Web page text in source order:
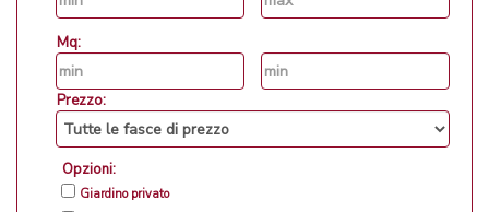
Mq:
Prezzo:
Opzioni:
Giardino privato